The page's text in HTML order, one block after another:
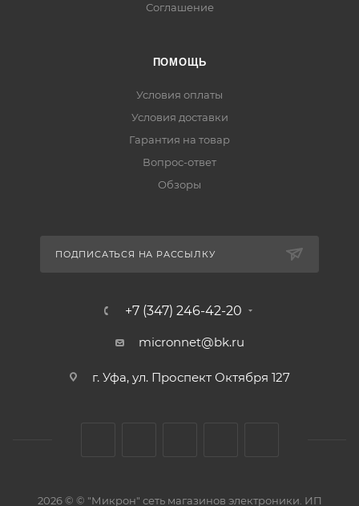
Соглашение
ПОМОЩЬ
Условия оплаты
Условия доставки
Гарантия на товар
Вопрос-ответ
Обзоры
ПОДПИСАТЬСЯ НА РАССЫЛКУ
+7 (347) 246-42-20
micronnet@bk.ru
г. Уфа, ул. Проспект Октября 127
2026 © © "Микрон" сеть магазинов электроники. ИП